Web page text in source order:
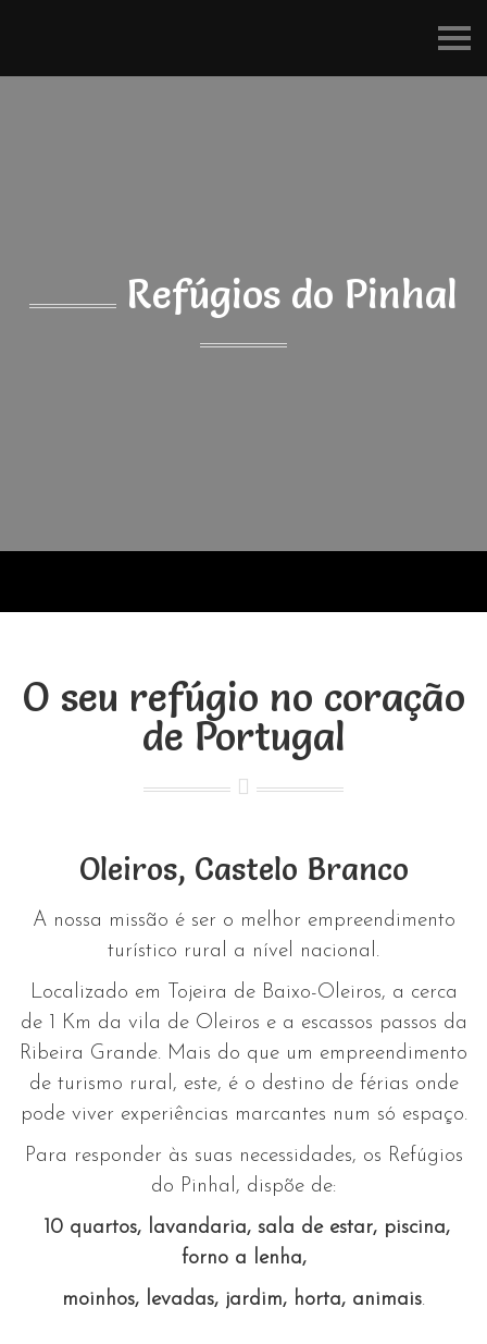
Pinhal
Refúgios do Pinhal
O seu refúgio no coração
de Portugal
Oleiros, Castelo Branco
A nossa missão é ser o melhor empreendimento
turístico rural a nível nacional.
Localizado em Tojeira de Baixo-Oleiros, a cerca
de 1 Km da vila de Oleiros e a escassos passos da
Ribeira Grande. Mais do que um empreendimento
de turismo rural, este, é o destino de férias onde
pode viver experiências marcantes num só espaço.
Para responder às suas necessidades, os Refúgios
do Pinhal, dispõe de:
10 quartos, lavandaria, sala de estar, piscina,
forno a lenha,
moinhos, levadas, jardim, horta, animais.